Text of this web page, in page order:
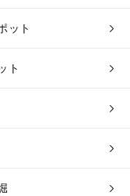
ット
ト